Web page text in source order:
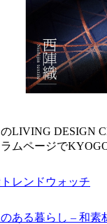
LIVING DESIGN
ムページで
レンドウォッチ
のある暮らし – 和